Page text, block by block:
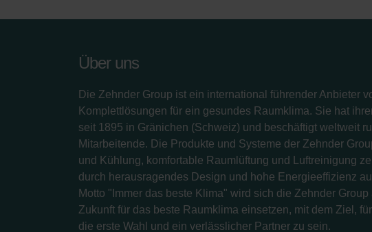
Über uns
Die Zehnder Group ist ein international führender Anbieter
Komplettlösungen für ein gesundes Raumklima. Sie hat
seit 1895 in Gränichen (Schweiz) und beschäftigt weltweit
Mitarbeitende. Die Produkte und Systeme der Zehnder
und Kühlung, komfortable Raumlüftung und Luftreinigung
durch herausragendes Design und hohe Energieeffizienz
Motto "Immer das beste Klima" wird sich die Zehnder Group
Zukunft für das beste Raumklima einsetzen, mit dem Ziel,
die erste Wahl und ein verlässlicher Partner zu sein.